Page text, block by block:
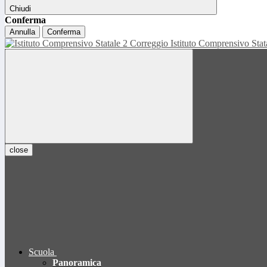
Chiudi
Conferma
Annulla Conferma
Istituto Comprensivo
close
Scuola
Panoramica